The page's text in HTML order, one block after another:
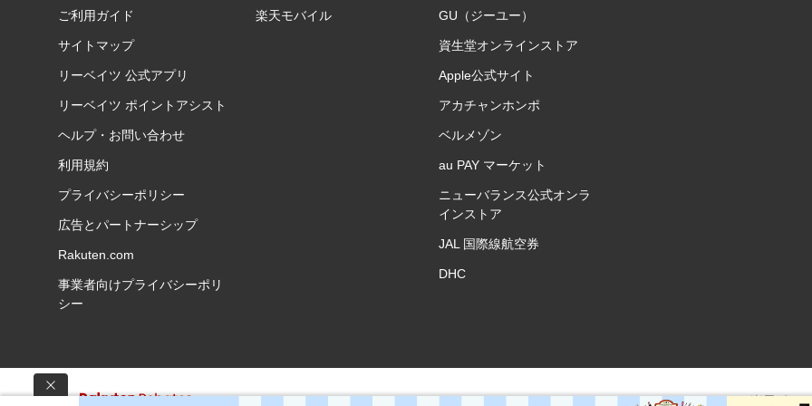
ご利用ガイド
サイトマップ
リーベイツ 公式アプリ
リーベイツ ポイントアシスト
ヘルプ・お問い合わせ
利用規約
プライバシーポリシー
広告とパートナーシップ
Rakuten.com
事業者向けプライバシーポリ
シー
楽天モバイル GU（ジーユー）
資生堂オンラインストア
Apple公式サイト
アカチャンホンポ
ベルメゾン
au PAY マーケット
ニューバランス公式オンラ
インストア
JAL 国際線航空券
DHC
楽天ポイ